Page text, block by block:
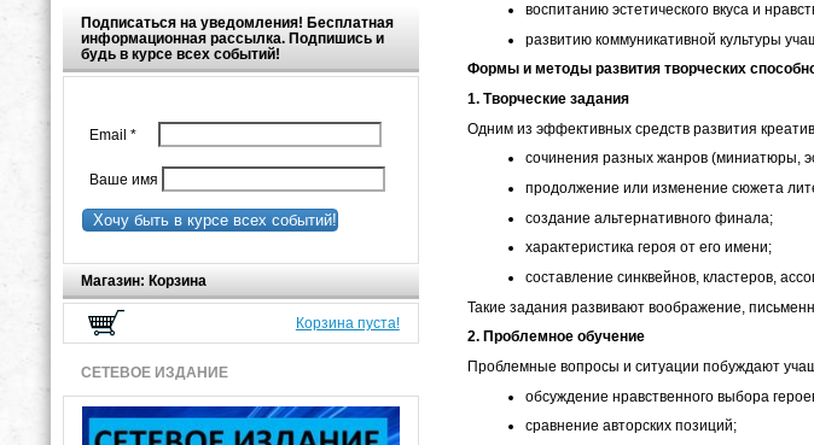
Подписаться на уведомления! Бесплатная
информационная рассылка. Подпишись и
будь в курсе всех событий!
Email *
Ваше имя
Хочу быть в курсе всех событий!
Магазин: Корзина
Корзина пуста!
СЕТЕВОЕ ИЗДАНИЕ
воспитанию эстетического вкуса и
развитию коммуникативной культуры
Формы и методы развития творческих
1. Творческие задания
Одним из эффективных средств развития
сочинения разных жанров (миниатюры,
продолжение или изменение сюжета
создание альтернативного финала;
характеристика героя от его имени;
составление синквейнов, кластеров,
Такие задания развивают воображение,
2. Проблемное обучение
Проблемные вопросы и ситуации побуждают
обсуждение нравственного выбора
сравнение авторских позиций;